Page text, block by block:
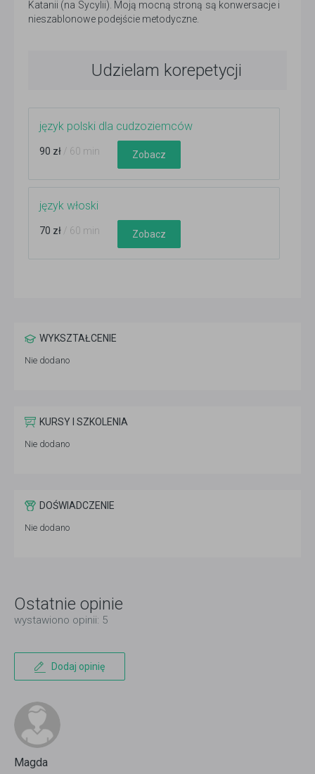
Katanii (na Sycylii). Moją mocną stroną są konwersacje i
nieszablonowe podejście metodyczne.
Udzielam korepetycji
język polski dla cudzoziemców
90 zł / 60 min Zobacz
język włoski
70 zł / 60 min Zobacz
WYKSZTAŁCENIE
Nie dodano
KURSY I SZKOLENIA
Nie dodano
DOŚWIADCZENIE
Nie dodano
Ostatnie opinie
wystawiono opinii: 5
Dodaj opinię
Magda